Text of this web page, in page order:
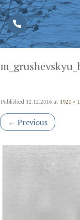
Published 12.12.2016 at 1920 ×
← Previous